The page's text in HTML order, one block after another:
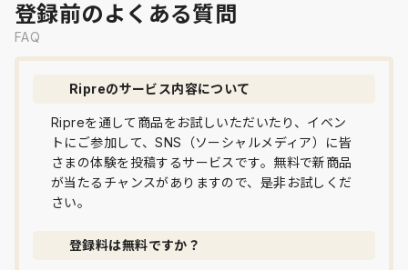
登録前のよくある質問
FAQ
Ripreのサービス内容について
Ripreを通して商品をお試しいただいたり、イベン
トにご参加して、SNS（ソーシャルメディア）に皆
さまの体験を投稿するサービスです。無料で新商品
が当たるチャンスがありますので、是非お試しくだ
さい。
登録料は無料ですか？